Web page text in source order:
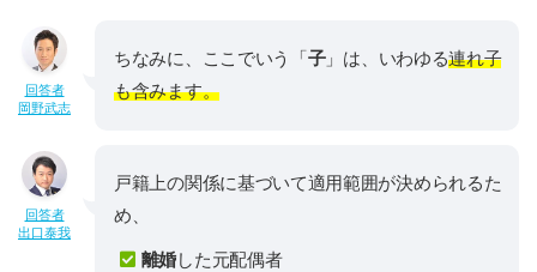
回答者
岡野武志
ちなみに、ここでいう「子」は、いわゆる連れ子
も含みます。
回答者
出口泰我
戸籍上の関係に基づいて適用範囲が決められるた
め、
離婚した元配偶者